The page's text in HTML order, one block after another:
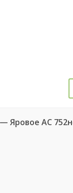
Яровое АС